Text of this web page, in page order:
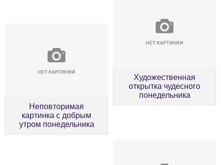
Неповторимая
картинка с добрым
утром понедельника
Художественная
открытка чудесного
понедельника